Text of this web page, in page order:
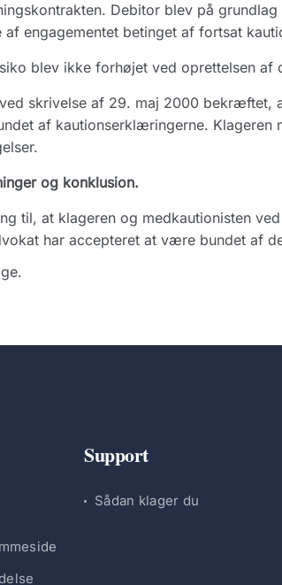
Debitor blev på
engagementet betinget af fortsat
blev ikke forhøjet ved oprettelsen af
skrivelse af 29. maj 2000 bekræftet,
af kautionserklæringerne.
og konklusion.
til, at klageren og medkautionisten
har accepteret at være bundet af
Support
Sådan klager du